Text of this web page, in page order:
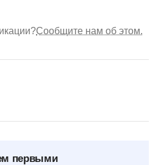
Сообщите нам об этом.
первыми